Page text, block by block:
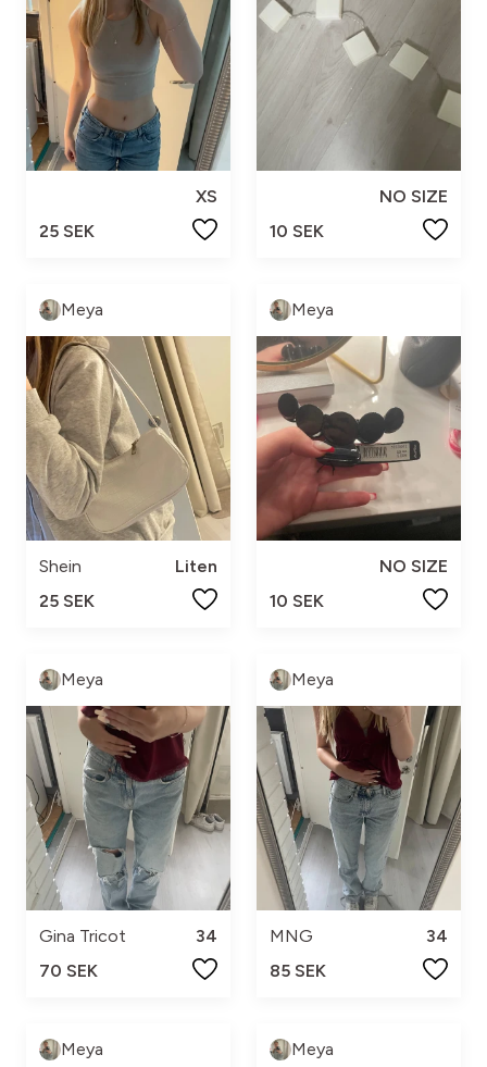
XS
25 SEK
NO SIZE
10 SEK
Meya
Shein
Liten
25 SEK
Meya
NO SIZE
10 SEK
Meya
Gina Tricot
34
70 SEK
Meya
MNG
34
85 SEK
Meya Meya